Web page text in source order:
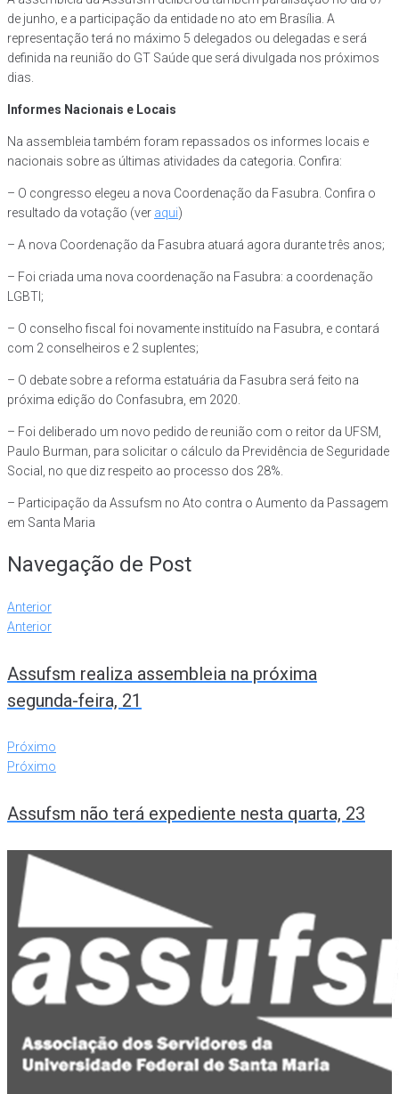
de junho, e a participação da entidade no ato em Brasília. A
representação terá no máximo 5 delegados ou delegadas e será
definida na reunião do GT Saúde que será divulgada nos próximos
dias.
Informes Nacionais e Locais
Na assembleia também foram repassados os informes locais e
nacionais sobre as últimas atividades da categoria. Confira:
– O congresso elegeu a nova Coordenação da Fasubra. Confira o
resultado da votação (ver aqui)
– A nova Coordenação da Fasubra atuará agora durante três anos;
– Foi criada uma nova coordenação na Fasubra: a coordenação
LGBTI;
– O conselho fiscal foi novamente instituído na Fasubra, e contará
com 2 conselheiros e 2 suplentes;
– O debate sobre a reforma estatuária da Fasubra será feito na
próxima edição do Confasubra, em 2020.
– Foi deliberado um novo pedido de reunião com o reitor da UFSM,
Paulo Burman, para solicitar o cálculo da Previdência de Seguridade
Social, no que diz respeito ao processo dos 28%.
– Participação da Assufsm no Ato contra o Aumento da Passagem
em Santa Maria
Navegação de Post
Anterior
Anterior
Assufsm realiza assembleia na próxima
segunda-feira, 21
Próximo
Próximo
Assufsm não terá expediente nesta quarta, 23